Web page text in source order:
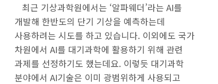
최근 기상과학원에서는 ‘알파웨더’라는 AI를
개발해 한반도의 단기 기상을 예측하는데
사용하려는 시도를 하고 있습니다. 이외에도 국가
차원에서 AI를 대기과학에 활용하기 위해 관련
과제를 선정하기도 했는데요. 이렇듯 대기과학
분야에서 AI기술은 이미 광범위하게 사용되고